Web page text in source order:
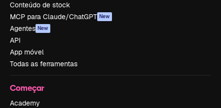
Conteúdo de stock
MCP para Claude/ChatGPT New
Agentes New
API
App móvel
Todas as ferramentas
Começar
Academy